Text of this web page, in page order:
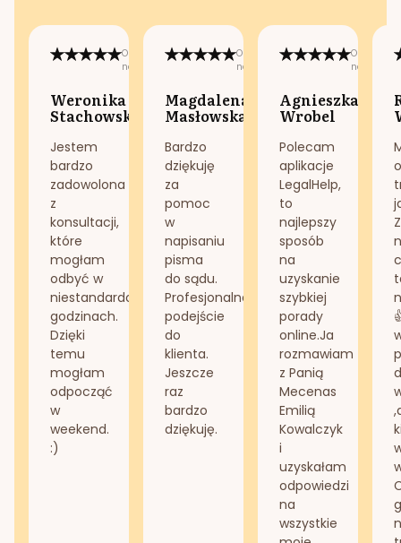
Opublikowano
na:
Weronika
Stachowska
Jestem
bardzo
zadowolona
z
konsultacji,
które
mogłam
odbyć w
niestandardowych
godzinach.
Dzięki
temu
mogłam
odpocząć
w
weekend.
:)
Opublikowano
na:
Magdalena
Masłowska
Bardzo
dziękuję
za
pomoc
w
napisaniu
pisma
do sądu.
Profesjonalne
podejście
do
klienta.
Jeszcze
raz
bardzo
dziękuję.
na:
Agnieszka
Wrobel
Polecam
aplikacje
LegalHelp,
to
najlepszy
sposób
na
uzyskanie
szybkiej
porady
online.Ja
rozmawiam
z Panią
Mecenas
Emilią
Kowalczyk
i
uzyskałam
odpowiedzi
na
wszystkie